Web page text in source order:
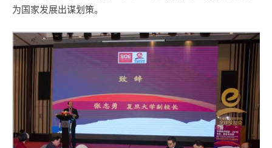
为国家发展出谋划策。